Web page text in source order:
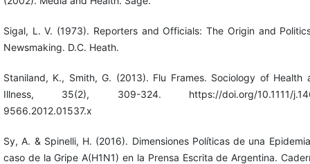
Sigal, L. V. (1973). Reporters and Officials: The Origin and
Newsmaking. D.C. Heath.
Staniland, K., Smith, G. (2013). Flu Frames. Sociology of Health
Illness, 35(2), 309-324. https://doi.org/10.1111/
9566.2012.01537.x
Sy, A. & Spinelli, H. (2016). Dimensiones Políticas de una
caso de la Gripe A(H1N1) en la Prensa Escrita de Argentina.